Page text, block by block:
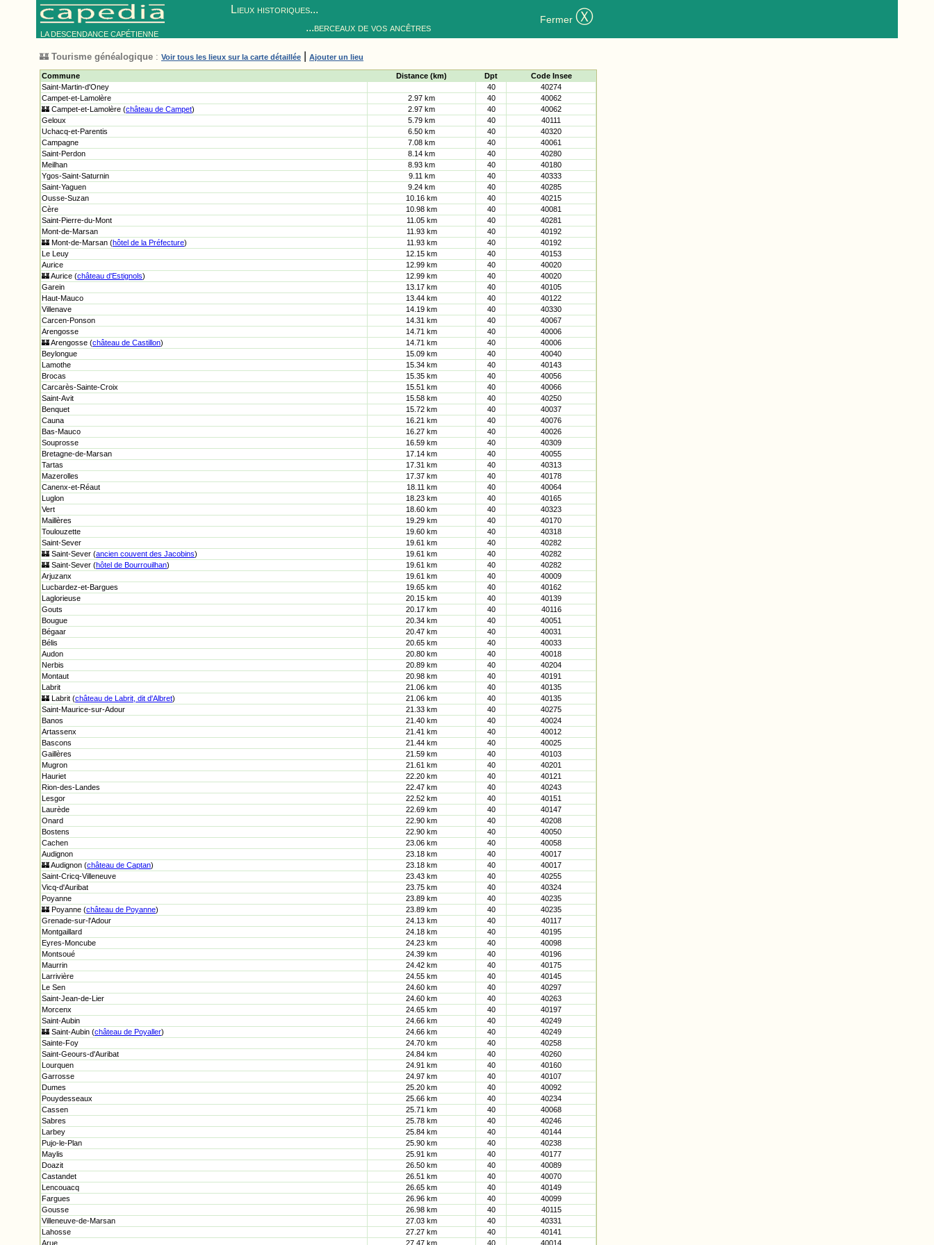
LA DESCENDANCE CAPÉTIENNE
Lieux historiques...
...berceaux de vos ancêtres
Fermer Ⓧ
🏰 Tourisme généalogique : Voir tous les lieux sur la carte détaillée Ajouter un lieu
Commune Distance (km) Dpt
Code Insee
Saint-Martin-d'Oney
40
40274
Campet-et-Lamolère
2.97 km 40
40062
🏰 Campet-et-Lamolère (château de Campet) 2.97 km 40
40062
Geloux
5.79 km 40
40111
Uchacq-et-Parentis
6.50 km 40
40320
Campagne
7.08 km 40
40061
Saint-Perdon
8.14 km 40
40280
Meilhan
8.93 km 40
40180
Ygos-Saint-Saturnin
9.11 km 40
40333
Saint-Yaguen
9.24 km 40
40285
Ousse-Suzan
10.16 km 40
40215
Cère
10.98 km 40
40081
Saint-Pierre-du-Mont
11.05 km 40
40281
Mont-de-Marsan
11.93 km 40
40192
🏰 Mont-de-Marsan (hôtel de la Préfecture) 11.93 km 40
40192
Le Leuy
12.15 km 40
40153
Aurice
12.99 km 40
40020
🏰 Aurice (château d'Estignols) 12.99 km 40
40020
Garein
13.17 km 40
40105
Haut-Mauco
13.44 km 40
40122
Villenave
14.19 km 40
40330
Carcen-Ponson
14.31 km 40
40067
Arengosse
14.71 km 40
40006
🏰 Arengosse (château de Castillon) 14.71 km 40
40006
Beylongue
15.09 km 40
40040
Lamothe
15.34 km 40
40143
Brocas
15.35 km 40
40056
Carcarès-Sainte-Croix
15.51 km 40
40066
Saint-Avit
15.58 km 40
40250
Benquet
15.72 km 40
40037
Cauna
16.21 km 40
40076
Bas-Mauco
16.27 km 40
40026
Souprosse
16.59 km 40
40309
Bretagne-de-Marsan
17.14 km 40
40055
Tartas
17.31 km 40
40313
Mazerolles
17.37 km 40
40178
Canenx-et-Réaut
18.11 km 40
40064
Luglon
18.23 km 40
40165
Vert
18.60 km 40
40323
Maillères
19.29 km 40
40170
Toulouzette
19.60 km 40
40318
Saint-Sever
19.61 km 40
40282
🏰 Saint-Sever (ancien couvent des Jacobins) 19.61 km 40
40282
🏰 Saint-Sever (hôtel de Bourrouilhan) 19.61 km 40
40282
Arjuzanx
19.61 km 40
40009
Lucbardez-et-Bargues
19.65 km 40
40162
Laglorieuse
20.15 km 40
40139
Gouts
20.17 km 40
40116
Bougue
20.34 km 40
40051
Bégaar
20.47 km 40
40031
Bélis
20.65 km 40
40033
Audon
20.80 km 40
40018
Nerbis
20.89 km 40
40204
Montaut
20.98 km 40
40191
Labrit
21.06 km 40
40135
🏰 Labrit (château de Labrit, dit d'Albret) 21.06 km 40
40135
Saint-Maurice-sur-Adour
21.33 km 40
40275
Banos
21.40 km 40
40024
Artassenx
21.41 km 40
40012
Bascons
21.44 km 40
40025
Gaillères
21.59 km 40
40103
Mugron
21.61 km 40
40201
Hauriet
22.20 km 40
40121
Rion-des-Landes
22.47 km 40
40243
Lesgor
22.52 km 40
40151
Laurède
22.69 km 40
40147
Onard
22.90 km 40
40208
Bostens
22.90 km 40
40050
Cachen
23.06 km 40
40058
Audignon
23.18 km 40
40017
🏰 Audignon (château de Captan) 23.18 km 40
40017
Saint-Cricq-Villeneuve
23.43 km 40
40255
Vicq-d'Auribat
23.75 km 40
40324
Poyanne
23.89 km 40
40235
🏰 Poyanne (château de Poyanne) 23.89 km 40
40235
Grenade-sur-l'Adour
24.13 km 40
40117
Montgaillard
24.18 km 40
40195
Eyres-Moncube
24.23 km 40
40098
Montsoué
24.39 km 40
40196
Maurrin
24.42 km 40
40175
Larrivière
24.55 km 40
40145
Le Sen
24.60 km 40
40297
Saint-Jean-de-Lier
24.60 km 40
40263
Morcenx
24.65 km 40
40197
Saint-Aubin
24.66 km 40
40249
🏰 Saint-Aubin (château de Poyaller) 24.66 km 40
40249
Sainte-Foy
24.70 km 40
40258
Saint-Geours-d'Auribat
24.84 km 40
40260
Lourquen
24.91 km 40
40160
Garrosse
24.97 km 40
40107
Dumes
25.20 km 40
40092
Pouydesseaux
25.66 km 40
40234
Cassen
25.71 km 40
40068
Sabres
25.78 km 40
40246
Larbey
25.84 km 40
40144
Pujo-le-Plan
25.90 km 40
40238
Maylis
25.91 km 40
40177
Doazit
26.50 km 40
40089
Castandet
26.51 km 40
40070
Lencouacq
26.65 km 40
40149
Fargues
26.96 km 40
40099
Gousse
26.98 km 40
40115
Villeneuve-de-Marsan
27.03 km 40
40331
Lahosse
27.27 km 40
40141
Arue
27.47 km 40 40014